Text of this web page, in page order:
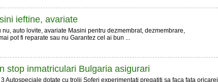
ieftine, avariate
auto lovite, avariate Masini pentru dezmembrat, dezmembrare,
pot fi reparate sau nu Garantez cel ai bun ...
stop inmatriculari Bulgaria asigurari
Autospeciale dotate cu trolii Soferi experimentati pregatiti sa faca fata oricarei